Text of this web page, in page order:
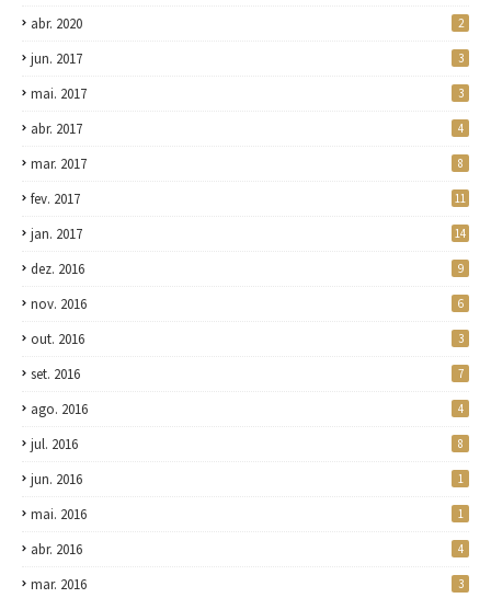
abr. 2020 2
jun. 2017 3
mai. 2017 3
abr. 2017 4
mar. 2017 8
fev. 2017 11
jan. 2017 14
dez. 2016 9
nov. 2016 6
out. 2016 3
set. 2016 7
ago. 2016 4
jul. 2016 8
jun. 2016 1
mai. 2016 1
abr. 2016 4
mar. 2016 3